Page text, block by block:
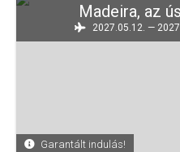
Madeira, az
2027.05.12. —
Garantált indulás!